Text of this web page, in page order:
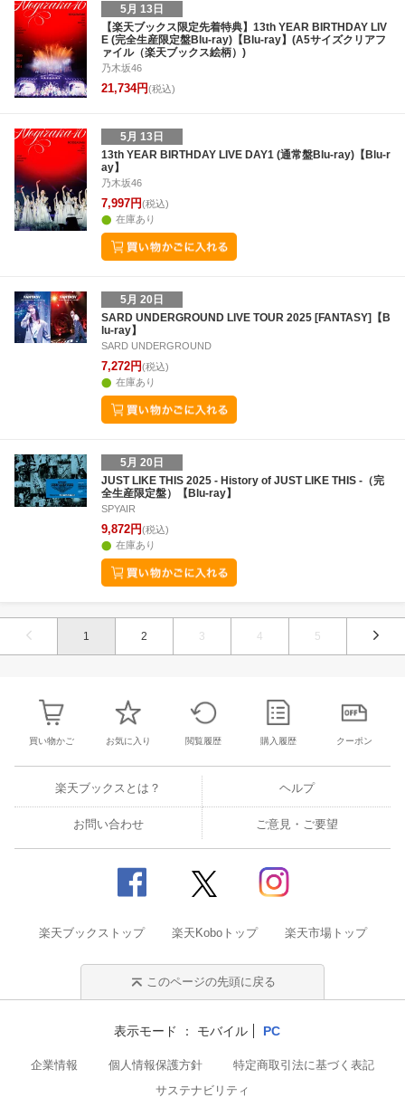
5月 13日
【楽天ブックス限定先着特典】13th YEAR BIRTHDAY LIV
E (完全生産限定盤Blu-ray)【Blu-ray】(A5サイズクリアフ
ァイル（楽天ブックス絵柄）)
乃木坂46
21,734円(税込)
5月 13日
13th YEAR BIRTHDAY LIVE DAY1 (通常盤Blu-ray)【Blu-r
ay】
乃木坂46
7,997円(税込)
在庫あり
5月 20日
SARD UNDERGROUND LIVE TOUR 2025 [FANTASY]【B
lu-ray】
SARD UNDERGROUND
7,272円(税込)
在庫あり
5月 20日
JUST LIKE THIS 2025 - History of JUST LIKE THIS -（完
全生産限定盤）【Blu-ray】
SPYAIR
9,872円(税込)
在庫あり
1 2 3 4 5
買い物かご お気に入り 閲覧履歴 購入履歴 クーポン
楽天ブックスとは？ ヘルプ
お問い合わせ ご意見・ご要望
楽天ブックストップ 楽天Koboトップ 楽天市場トップ
このページの先頭に戻る
表示モード モバイル PC
企業情報 個人情報保護方針
特定商取引法に基づく表記
サステナビリティ